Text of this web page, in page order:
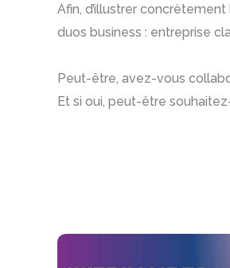
Afin, d’illustrer
duos business : entreprise
Peut-être, avez-vous
Et si oui, peut-être